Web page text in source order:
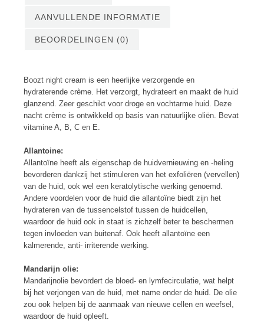
AANVULLENDE INFORMATIE
BEOORDELINGEN (0)
Boozt night cream is een heerlijke verzorgende en
hydraterende crème. Het verzorgt, hydrateert en maakt de huid
glanzend. Zeer geschikt voor droge en vochtarme huid. Deze
nacht crème is ontwikkeld op basis van natuurlijke oliën. Bevat
vitamine A, B, C en E.
Allantoine:
Allantoïne heeft als eigenschap de huidvernieuwing en -heling
bevorderen dankzij het stimuleren van het exfoliëren (vervellen)
van de huid, ook wel een keratolytische werking genoemd.
Andere voordelen voor de huid die allantoïne biedt zijn het
hydrateren van de tussencelstof tussen de huidcellen,
waardoor de huid ook in staat is zichzelf beter te beschermen
tegen invloeden van buitenaf. Ook heeft allantoïne een
kalmerende, anti- irriterende werking.
Mandarijn olie:
Mandarijnolie bevordert de bloed- en lymfecirculatie, wat helpt
bij het verjongen van de huid, met name onder de huid. De olie
zou ook helpen bij de aanmaak van nieuwe cellen en weefsel,
waardoor de huid opleeft.